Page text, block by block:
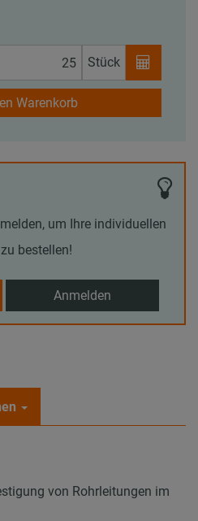
Stück
Warenkorb
um Ihre individuellen
bestellen!
Anmelden
von Rohrleitungen im